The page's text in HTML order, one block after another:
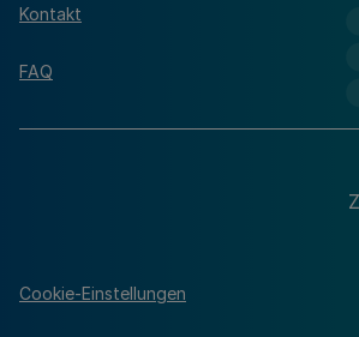
Kontakt
FAQ
Cookie-Einstellungen